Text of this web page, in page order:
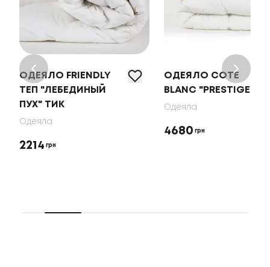
ОДЕЯЛО FRIENDLY
ТЕП "ЛЕБЕДИНЫЙ
ПУХ" ТИК
Одеяла
2214 грн
ОДЕЯЛО COTE
BLANC "PRESTIGE"
Одеяла
4680 грн